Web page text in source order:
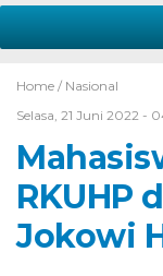
Home / Nasional
Selasa, 21 Juni 2022 -
RKUHP
Jokowi